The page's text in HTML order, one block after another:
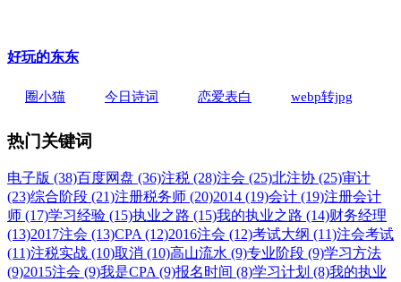
好玩的东东
圈小猫 今日诗词 恋爱表白 webp转jpg
热门关键词
电子版 (38)百度网盘 (36)注税 (28)注会 (25)北注协 (25)审计
(23)综合阶段 (21)注册税务师 (20)2014 (19)会计 (19)注册会计
师 (17)学习经验 (15)执业之路 (15)我的执业之路 (14)财务经理
(13)2017注会 (13)CPA (12)2016注会 (12)考试大纲 (11)注会考试
(11)注税实战 (10)取消 (10)高山流水 (9)专业阶段 (9)学习方法
(9)2015注会 (9)我是CPA (9)报名时间 (8)学习计划 (8)我的执业